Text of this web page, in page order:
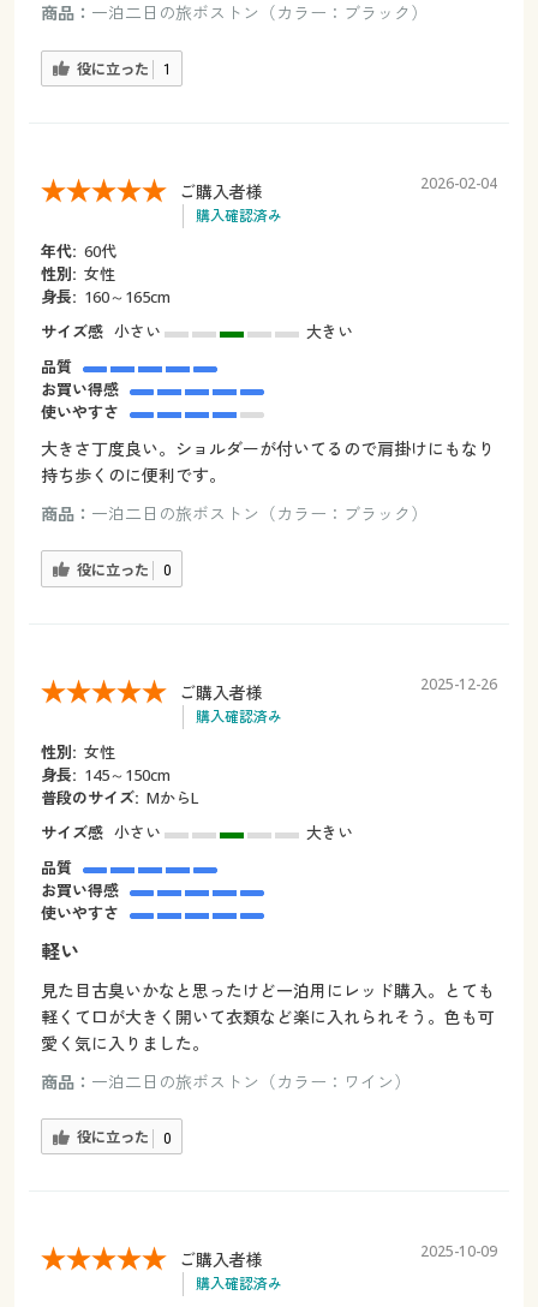
商品： 一泊二日の旅ボストン（カラー：ブラック）
役に立った 1
ご購入者様
購入確認済み
2026-02-04
年代: 60代
性別: 女性
身長: 160～165cm
サイズ感 小さい
大きい
品質
お買い得感
使いやすさ
大きさ丁度良い。ショルダーが付いてるので肩掛けにもなり
持ち歩くのに便利です。
商品： 一泊二日の旅ボストン（カラー：ブラック）
役に立った 0
ご購入者様
購入確認済み
2025-12-26
性別: 女性
身長: 145～150cm
普段のサイズ: MからL
サイズ感 小さい
大きい
品質
お買い得感
使いやすさ
軽い
見た目古臭いかなと思ったけど一泊用にレッド購入。とても
軽くて口が大きく開いて衣類など楽に入れられそう。色も可
愛く気に入りました。
商品： 一泊二日の旅ボストン（カラー：ワイン）
役に立った 0
ご購入者様
購入確認済み
2025-10-09